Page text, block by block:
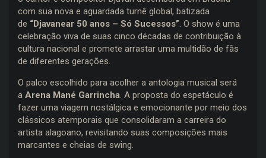
com sua nova e aguardada turnê global, batizada
de “Djavanear 50 anos – Só Sucessos”. O show é uma
celebração viva de suas cinco décadas de contribuição à
cultura nacional e promete arrastar uma multidão de fãs
de diferentes gerações.
O palco escolhido para acolher a antologia musical será
a Arena Mané Garrincha. A proposta do espetáculo é
fazer uma viagem nostálgica e emocionante por meio dos
clássicos atemporais que consolidaram a carreira do
artista alagoano, revisitando suas composições mais
marcantes e cheias de swing.